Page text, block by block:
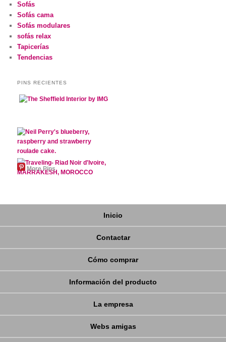
Sofás
Sofás cama
Sofás modulares
sofás relax
Tapicerías
Tendencias
PINS RECIENTES
More Pins
Inicio
Contactar
Cómo comprar
Información del producto
La empresa
Webs amigas